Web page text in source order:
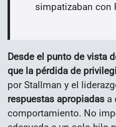
simpatizaban con
Desde el punto de vista
que la pérdida de
por Stallman y el
respuestas apropiadas a
comportamiento. No